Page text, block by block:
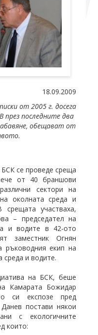
Абонирайте се!
18.09.2009
от 2005 г. досега
последните два
обещават от
се проведе среща
от 40 браншови
сектори на
околната среда и
участваха,
– председател на
и водите в 42-ото
заместник Огнян
ръководния екип на
среда и водите.
на БСК, беше
Камарата Божидар
си експозе пред
постави някои
с екологичните
които: